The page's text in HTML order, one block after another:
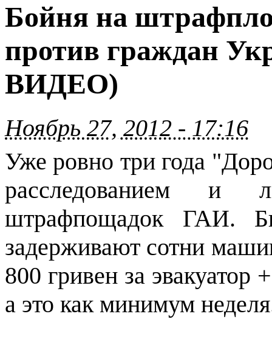
Бойня на
против граждан
ВИДЕО)
Ноябрь 27, 2012 - 17:16
Уже ровно три года
расследованием и
штрафпощадок ГАИ.
задерживают сотни
800 гривен за
а это как минимум